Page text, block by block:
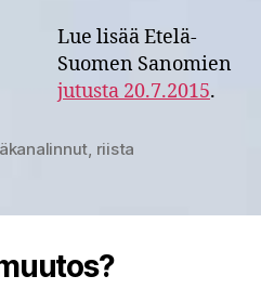
Lue lisää Etelä-
Suomen Sanomien
jutusta 20.7.2015.
, riista